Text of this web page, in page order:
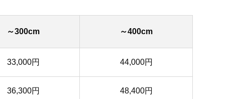
～300cm ～400cm
33,000円 44,000円
36,300円 48,400円